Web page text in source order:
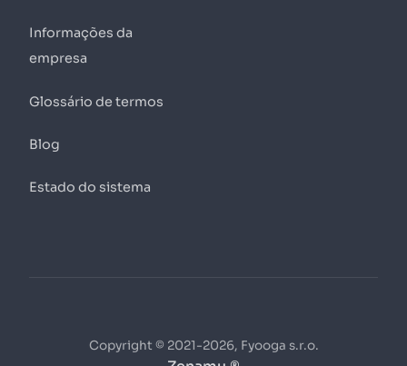
Informações da
empresa
Glossário de termos
Blog
Estado do sistema
Copyright © 2021-2026, Fyooga s.r.o.